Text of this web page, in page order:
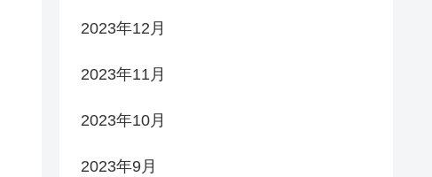
2023年12月
2023年11月
2023年10月
2023年9月